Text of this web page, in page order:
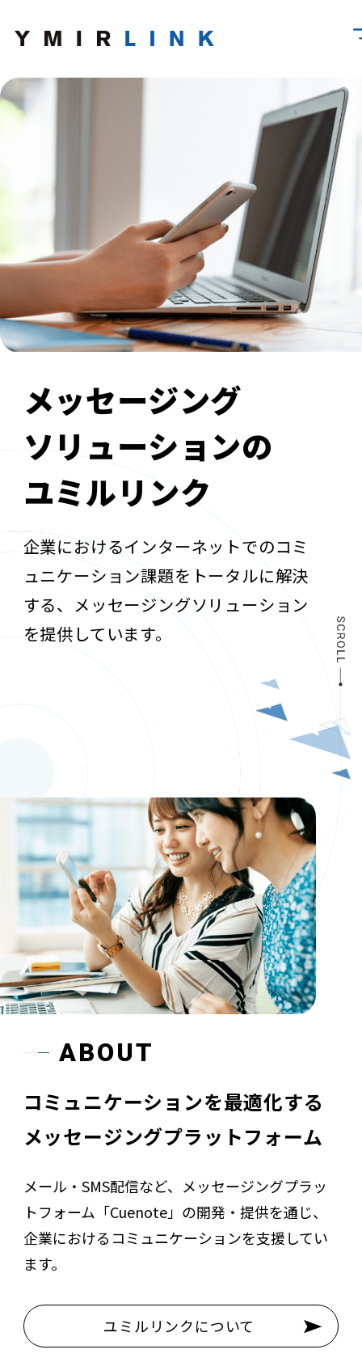
メッセージング
ソリューションの
ユミルリンク
企業におけるインターネットでのコミ
ュニケーション課題をトータルに解決
する、メッセージングソリューション
を提供しています。
ABOUT
コミュニケーションを最適化する
メッセージングプラットフォーム
メール・SMS配信など、メッセージングプラッ
トフォーム「Cuenote」の開発・提供を通じ、
企業におけるコミュニケーションを支援してい
ます。
ユミルリンクについて